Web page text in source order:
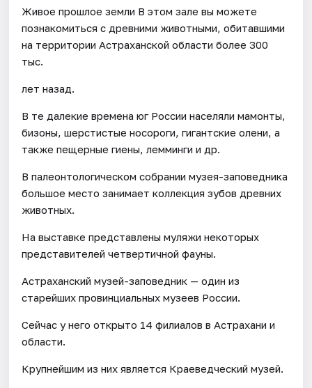
Живое прошлое земли В этом зале вы можете
познакомиться с древними животными, обитавшими
на территории Астраханской области более 300
тыс.
лет назад.
В те далекие времена юг России населяли мамонты,
бизоны, шерстистые носороги, гигантские олени, а
также пещерные гиены, лемминги и др.
В палеонтологическом собрании музея-заповедника
большое место занимает коллекция зубов древних
животных.
На выставке представлены муляжи некоторых
представителей четвертичной фауны.
Астраханский музей-заповедник — один из
старейших провинциальных музеев России.
Сейчас у него открыто 14 филиалов в Астрахани и
области.
Крупнейшим из них является Краеведческий музей.